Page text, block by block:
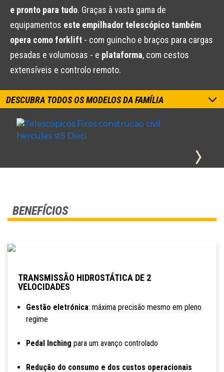
e pronto para tudo. Graças à vasta gama de
equipamentos este empilhador telescópico também
opera como forklift - com guincho e braços para cargas
pesadas e volumosas - e plataforma, com cestos
extensíveis e controlo remoto.
DESCUBRA TODOS OS MODELOS DA FAMÍLIA
BENEFÍCIOS
TRANSMISSÃO HIDROSTÁTICA DE 2
VELOCIDADES
Gestão eletrónica: máxima precisão mesmo em pleno
regime
Pedal Inching para um avanço controlado
Redução do consumo e dos custos operacionais